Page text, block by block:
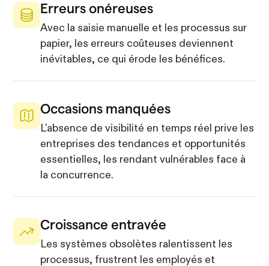
Erreurs onéreuses
Avec la saisie manuelle et les processus sur
papier, les erreurs coûteuses deviennent
inévitables, ce qui érode les bénéfices.
Occasions manquées
L'absence de visibilité en temps réel prive les
entreprises des tendances et opportunités
essentielles, les rendant vulnérables face à
la concurrence.
Croissance entravée
Les systèmes obsolètes ralentissent les
processus, frustrent les employés et